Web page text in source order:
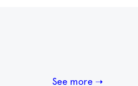
See more ➝